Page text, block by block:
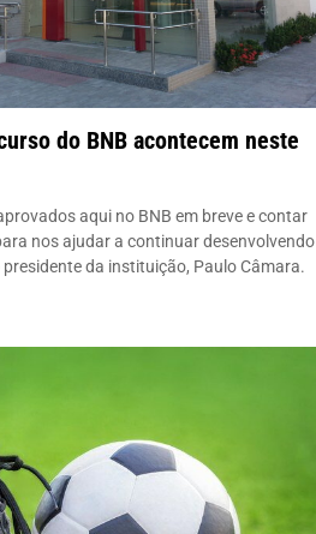
do BNB acontecem neste
aqui no BNB em breve e contar
nos ajudar a continuar desenvolvendo
presidente da instituição, Paulo Câmara.